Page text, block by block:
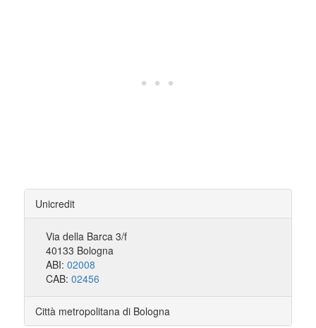
Unicredit
Via della Barca 3/f
40133 Bologna
ABI: 02008
CAB: 02456
Città metropolitana di Bologna